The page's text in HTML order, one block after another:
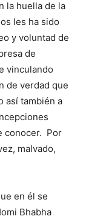
la huella de la
les ha sido
y voluntad de
de
vinculando
de verdad que
así también a
conocer. Por
malvado,
en él se
Bhabha